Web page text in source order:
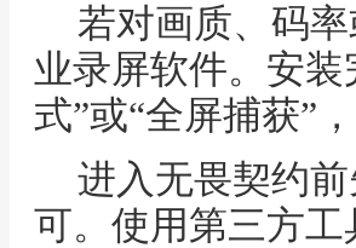
若对画质、码
业录屏软件。安
式”或“全屏捕获”
进入无畏契约
可。使用第三方